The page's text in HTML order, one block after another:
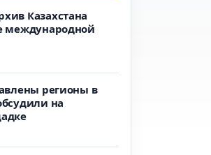
Казахстана
международной
регионы в
на